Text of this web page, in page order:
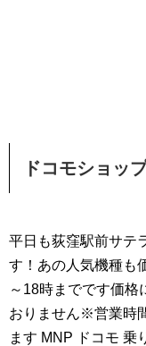
ドコモショッ
平日も荻窪駅前サテ
す！あの人気機種も
～18時までです価格
おりません※営業時
ます MNP ドコモ 乗